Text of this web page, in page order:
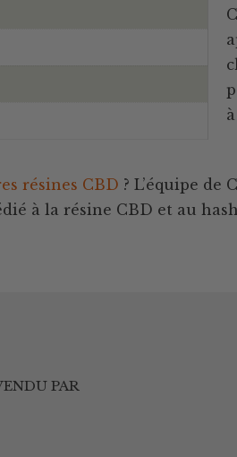
résines CBD ? L’équipe
à la résine CBD et au
PAR